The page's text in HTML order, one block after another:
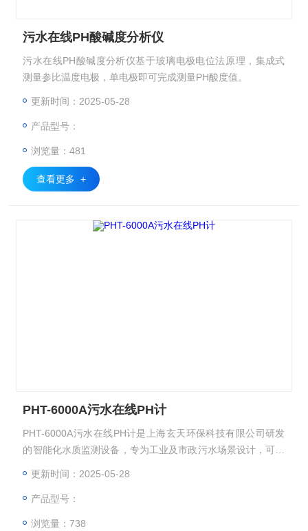
污水在线PH酸碱度分析仪
污水在线PH酸碱度分析仪基于​​玻璃电极电位法​​原理，集成式
测量参比温度电极，单电极即可完成测量PH酸度值。
更新时间：2025-05-28
产品型号：
浏览量：481
查看更多 +
PHT-6000A污水在线PH计
PHT-6000A污水在线PH计是上海玄天环保科技有限公司研发
的智能化水质监测设备，专为工业及市政污水场景设计，可实
更新时间：2025-05-28
产品型号：
浏览量：738